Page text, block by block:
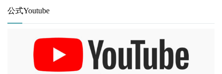
公式Youtube